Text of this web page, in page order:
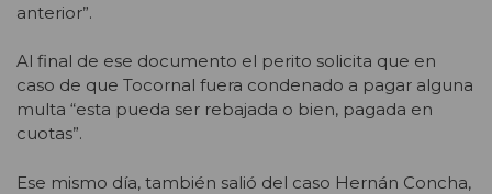
anterior”.
Al final de ese documento el perito solicita que en
caso de que Tocornal fuera condenado a pagar alguna
multa “esta pueda ser rebajada o bien, pagada en
cuotas”.
Ese mismo día, también salió del caso Hernán Concha,